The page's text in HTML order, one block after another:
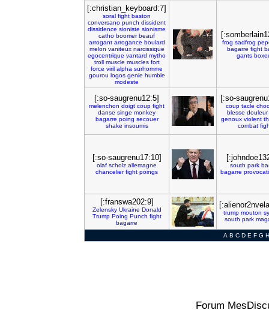
[:christian_keyboard:7]
soral fight baston
conversano punch dissident
dissidence sioniste sionisme
catho boomer beauf
arrogant arrogance boulard
melon vaniteux narcissique
egocentrique vantard mytho
troll muscle muscles fort
force viril alpha surhomme
gourou logos genie humble
modeste
frog sadfrog
bagarre fight
gants
[:so-saugrenu12:5]
melenchon doigt coup fight
danse singe monkey
bagarre poing secouer
shake insoumis
[:so-
coup tacle choc
blesse douleur
genoux violent
combat
[:so-saugrenu17:10]
olaf scholz allemagne
chancelier fight poings
south park
bagarre
[:franswa202:9]
Zelensky Ukraine Donald
Trump Poing Punch fight
bagarre
trump mouton
south park
A B C D E F G H
Forum